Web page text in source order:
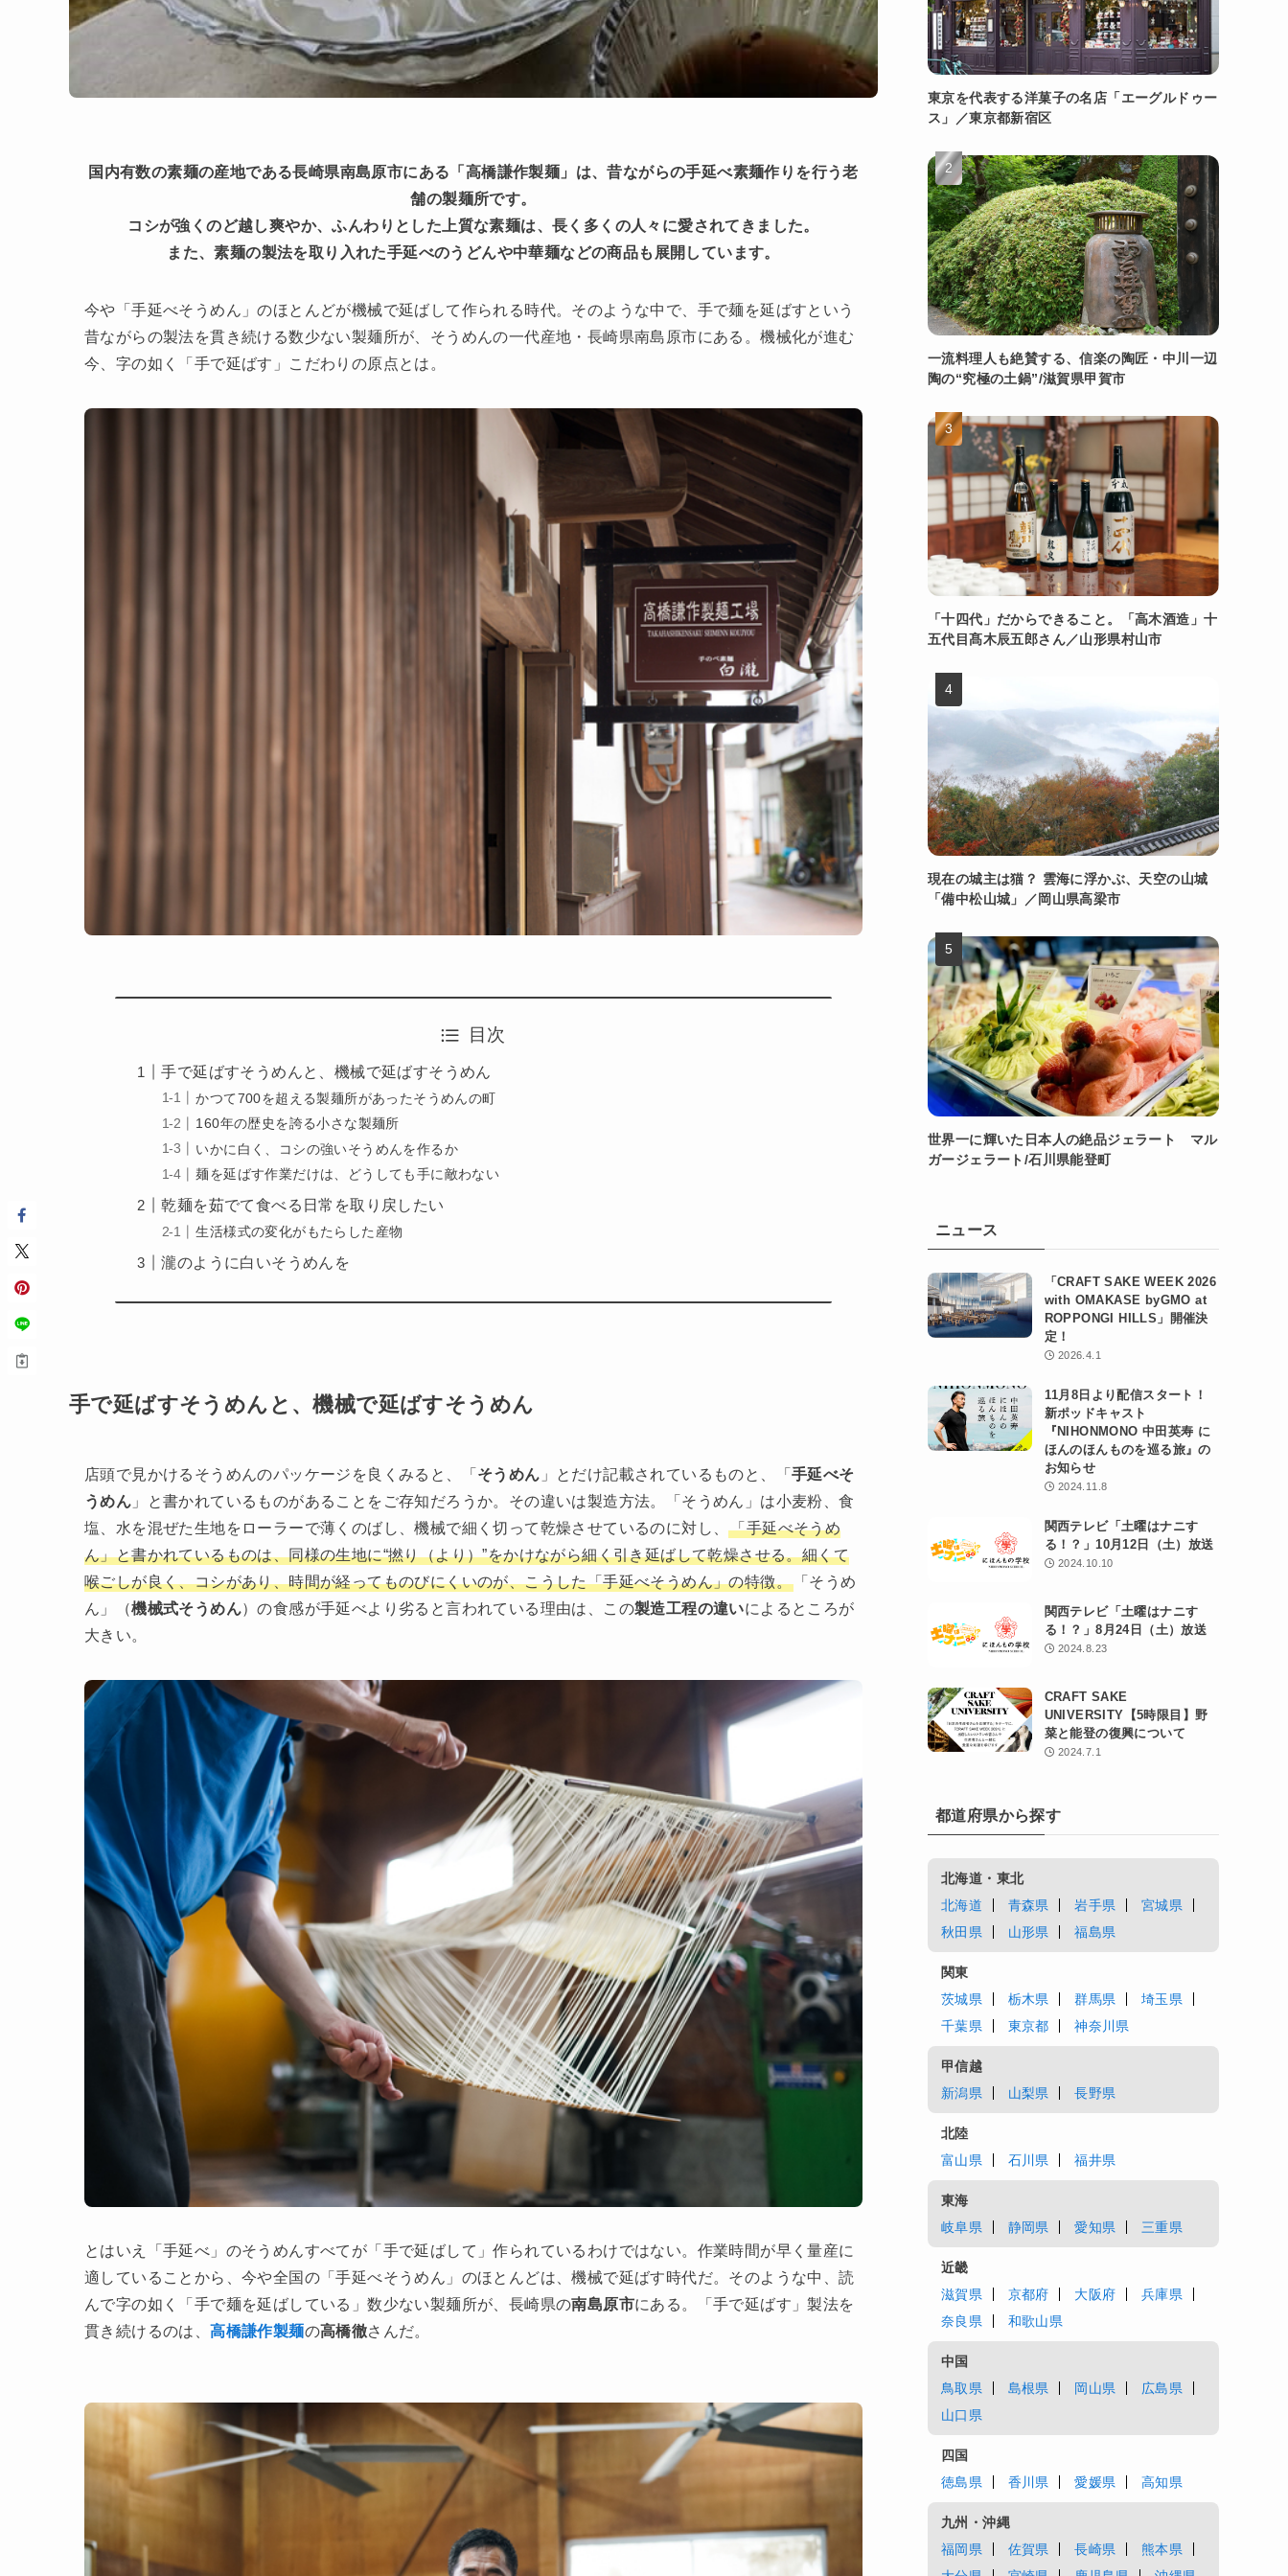
国内有数の素麺の産地である長崎県南島原市にある「高橋謙作製麺」は、昔ながらの手延べ素麺作りを行う老
舗の製麺所です。
コシが強くのど越し爽やか、ふんわりとした上質な素麺は、長く多くの人々に愛されてきました。
また、素麺の製法を取り入れた手延べのうどんや中華麺などの商品も展開しています。
今や「手延べそうめん」のほとんどが機械で延ばして作られる時代。そのような中で、手で麺を延ばすという
昔ながらの製法を貫き続ける数少ない製麺所が、そうめんの一代産地・長崎県南島原市にある。機械化が進む
今、字の如く「手で延ばす」こだわりの原点とは。
目次
手で延ばすそうめんと、機械で延ばすそうめん
かつて700を超える製麺所があったそうめんの町
160年の歴史を誇る小さな製麺所
いかに白く、コシの強いそうめんを作るか
麺を延ばす作業だけは、どうしても手に敵わない
乾麺を茹でて食べる日常を取り戻したい
生活様式の変化がもたらした産物
瀧のように白いそうめんを
手で延ばすそうめんと、機械で延ばすそうめん
店頭で見かけるそうめんのパッケージを良くみると、「 そうめん 」とだけ記載されているものと、「手延べそ
うめん 」と書かれているものがあることをご存知だろうか。その違いは製造方法。「そうめん」は小麦粉、食
塩、水を混ぜた生地をローラーで薄くのばし、機械で細く切って乾燥させているのに対し、「手延べそうめ
ん」と書かれているものは、同様の生地に“撚り（より）”をかけながら細く引き延ばして乾燥させる。細くて
喉ごしが良く、コシがあり、時間が経ってものびにくいのが、こうした「手延べそうめん」の特徴。
「そうめ
ん」（機械式そうめん）の食感が手延べより劣ると言われている理由は、この製造工程の違いによるところが
大きい。
とはいえ「手延べ」のそうめんすべてが「手で延ばして」作られているわけではない。作業時間が早く量産に
適していることから、今や全国の「手延べそうめん」のほとんどは、機械で延ばす時代だ。そのような中、読
んで字の如く「手で麺を延ばしている」数少ない製麺所が、長崎県の南島原市にある。「手で延ばす」製法を
貫き続けるのは、高橋謙作製麺の高橋徹さんだ。
東京を代表する洋菓子の名店「エーグルドゥー
ス」／東京都新宿区
一流料理人も絶賛する、信楽の陶匠・中川一辺
陶の“究極の土鍋”/滋賀県甲賀市
「十四代」だからできること。「高木酒造」十
五代目髙木辰五郎さん／山形県村山市
現在の城主は猫？ 雲海に浮かぶ、天空の山城
「備中松山城」／岡山県高梁市
世界一に輝いた日本人の絶品ジェラート マル
ガージェラート/石川県能登町
ニュース
「CRAFT SAKE WEEK 2026
with OMAKASE byGMO at
ROPPONGI HILLS」開催決
定！
2026.4.1
11月8日より配信スタート！
新ポッドキャスト
『NIHONMONO 中田英寿 に
ほんのほんものを巡る旅』の
お知らせ
2024.11.8
関西テレビ「土曜はナニす
る！？」10月12日（土）放送
2024.10.10
関西テレビ「土曜はナニす
る！？」8月24日（土）放送
2024.8.23
CRAFT SAKE
UNIVERSITY【5時限目】野
菜と能登の復興について
2024.7.1
都道府県から探す
北海道・東北
北海道
青森県 岩手県
宮城県
秋田県
山形県 福島県
関東
茨城県
栃木県 群馬県
埼玉県
千葉県
東京都 神奈川県
甲信越
新潟県
山梨県 長野県
北陸
富山県
石川県 福井県
東海
岐阜県
静岡県 愛知県 三重県
近畿
滋賀県
京都府 大阪府
兵庫県
奈良県
和歌山県
中国
鳥取県
島根県 岡山県
広島県
山口県
四国
徳島県
香川県 愛媛県 高知県
九州・沖縄
福岡県
佐賀県 長崎県
熊本県